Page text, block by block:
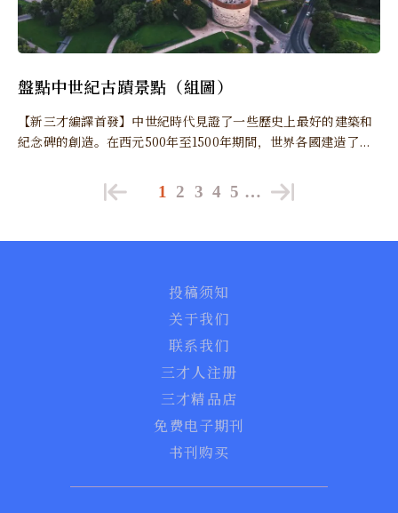
盤點中世紀古蹟景點（組圖）
【新三才編譯首發】中世紀時代見證了一些歷史上最好的建築和
紀念碑的創造。在西元500年至1500年期間，世界各國建造了...
1 2 3 4 5 …
投稿须知
关于我们
联系我们
三才人注册
三才精品店
免费电子期刊
书刊购买